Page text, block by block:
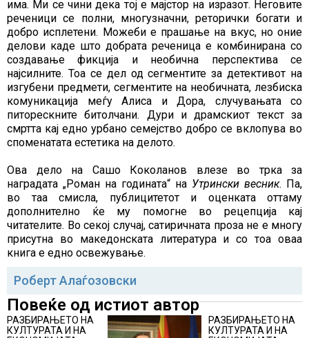
има. Ми се чини дека тој е мајстор на изразот. Неговите
реченици се полни, многузначни, реторички богати и
добро исплетени. Можеби е прашање на вкус, но оние
делови каде што добрата реченица е комбинирана со
создавање фикција и необична перспектива се
најсилните. Тоа се дел од сегментите за детективот на
изгубени предмети, сегментите на необичната, лезбиска
комуникација меѓу Алиса и Дора, случувањата со
питорескните битолчани. Дури и драмскиот текст за
смртта кај едно урбано семејство добро се вклопува во
споменатата естетика на делото.
Ова дело на Сашо Коколанов влезе во трка за
наградата „Роман на годината“ на Утрински весник. Па,
во таа смисла, публицитетот и оценката оттаму
дополнително ќе му помогне во рецепција кај
читателите. Во секој случај, сатиричната проза не е многу
присутна во македонската литература и со тоа оваа
книга е едно освежување.
Роберт Алаѓозовски
Повеќе од истиот автор
РАЗБИРАЊЕТО НА
КУЛТУРАТА И НА
РАЗБИРАЊЕТО НА
КУЛТУРАТА И НА